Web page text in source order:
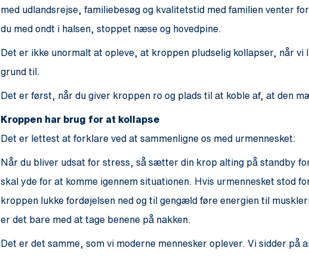
med udlandsrejse, familiebesøg og kvalitetstid med familien venter
du med ondt i halsen, stoppet næse og hovedpine.
Det er ikke unormalt at opleve, at kroppen pludselig kollapser, når vi
grund til.
Det er først, når du giver kroppen ro og plads til at koble af, at den
Kroppen har brug for at kollapse
Det er lettest at forklare ved at sammenligne os med urmennesket:
Når du bliver udsat for stress, så sætter din krop alting på standby
skal yde for at komme igennem situationen. Hvis urmennesket stod
kroppen lukke fordøjelsen ned og til gengæld føre energien til
er det bare med at tage benene på nakken.
Det er det samme, som vi moderne mennesker oplever. Vi sidder på